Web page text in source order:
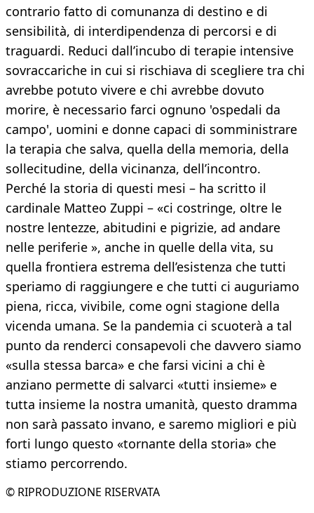
contrario fatto di comunanza di destino e di
sensibilità, di interdipendenza di percorsi e di
traguardi. Reduci dall’incubo di terapie intensive
sovraccariche in cui si rischiava di scegliere tra chi
avrebbe potuto vivere e chi avrebbe dovuto
morire, è necessario farci ognuno 'ospedali da
campo', uomini e donne capaci di somministrare
la terapia che salva, quella della memoria, della
sollecitudine, della vicinanza, dell’incontro.
Perché la storia di questi mesi – ha scritto il
cardinale Matteo Zuppi – «ci costringe, oltre le
nostre lentezze, abitudini e pigrizie, ad andare
nelle periferie », anche in quelle della vita, su
quella frontiera estrema dell’esistenza che tutti
speriamo di raggiungere e che tutti ci auguriamo
piena, ricca, vivibile, come ogni stagione della
vicenda umana. Se la pandemia ci scuoterà a tal
punto da renderci consapevoli che davvero siamo
«sulla stessa barca» e che farsi vicini a chi è
anziano permette di salvarci «tutti insieme» e
tutta insieme la nostra umanità, questo dramma
non sarà passato invano, e saremo migliori e più
forti lungo questo «tornante della storia» che
stiamo percorrendo.
© RIPRODUZIONE RISERVATA